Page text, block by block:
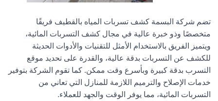
تضم شركة البسمة كشف تسربات المياه بالقطيف فريقًا
متخصصًا وذو خبرة عالية في مجال كشف التسربات المائية،
ويتميز الفريق بالاستخدام الأمثل للتقنيات والأدوات الحديثة
للكشف عن التسربات بدقة عالية، والقدرة على تحديد موقع
التسرب بدقة كبيرة وبأسرع وقت ممكن. كما تقوم الشركة بتوفير
خدمات الإصلاح والترميم اللازمة للمنازل التي تعاني من
التسربات المائية، مما يوفر الوقت والجهد للعملاء.